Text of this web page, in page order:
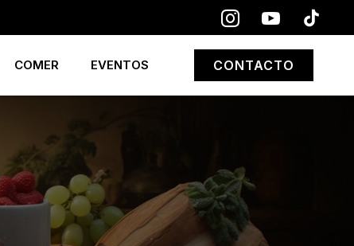
COMER EVENTOS CONTACTO